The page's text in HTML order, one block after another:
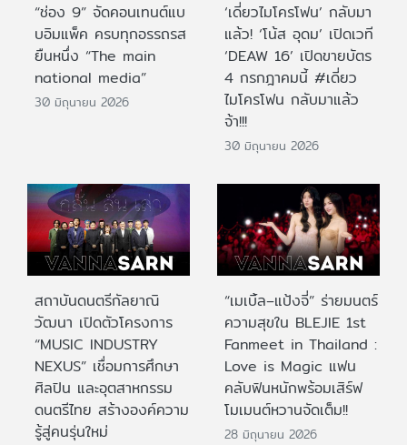
“ช่อง 9” จัดคอนเทนต์แบ
บอิมแพ็ค ครบทุกอรรถรส
ยืนหนึ่ง “The main
national media”
30 มิถุนายน 2026
‘เดี่ยวไมโครโฟน’ กลับมา
แล้ว! ‘โน้ส อุดม’ เปิดเวที
‘DEAW 16’ เปิดขายบัตร
4 กรกฎาคมนี้ #เดี่ยว
ไมโครโฟน กลับมาแล้ว
จ้า!!!
30 มิถุนายน 2026
สถาบันดนตรีกัลยาณิ
วัฒนา เปิดตัวโครงการ
“MUSIC INDUSTRY
NEXUS” เชื่อมการศึกษา
ศิลปิน และอุตสาหกรรม
ดนตรีไทย สร้างองค์ความ
รู้สู่คนรุ่นใหม่
“เมเบิ้ล–แป้งจี่” ร่ายมนตร์
ความสุขใน BLEJIE 1st
Fanmeet in Thailand :
Love is Magic แฟน
คลับฟินหนักพร้อมเสิร์ฟ
โมเมนต์หวานจัดเต็ม!!
28 มิถุนายน 2026